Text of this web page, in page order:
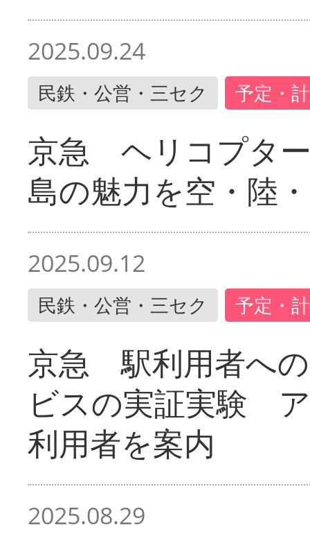
2025.09.24
民鉄・公営・三セク 予定・
京急 ヘリコプタ
島の魅力を空・陸
2025.09.12
民鉄・公営・三セク 予定・
京急 駅利用者へ
ビスの実証実験
利用者を案内
2025.08.29